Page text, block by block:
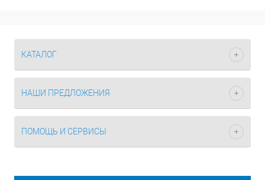
КАТАЛОГ
НАШИ ПРЕДЛОЖЕНИЯ
ПОМОЩЬ И СЕРВИСЫ